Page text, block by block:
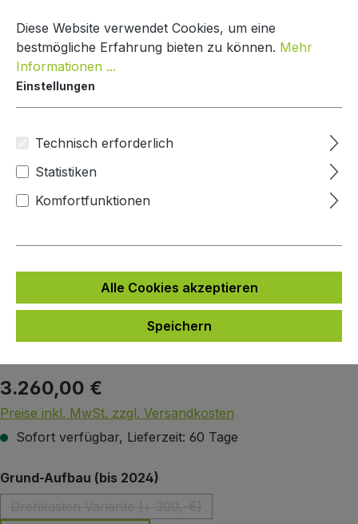
Paketbox Creative Line
Mypaketkasten
Bildergalerie überspringen
Regulärer Preis:
3.260,00 €
Preise inkl. MwSt. zzgl. Versandkosten
Sofort verfügbar, Lieferzeit: 60 Tage
Grund-Aufbau (bis 2024)
(Diese Option ist zurzeit nicht verfügbar.)
Diese Website verwendet Cookies, um eine
bestmögliche Erfahrung bieten zu können. Mehr
Informationen ...
Einstellungen
Technisch erforderlich
Statistiken
Komfortfunktionen
Alle Cookies akzeptieren
Speichern